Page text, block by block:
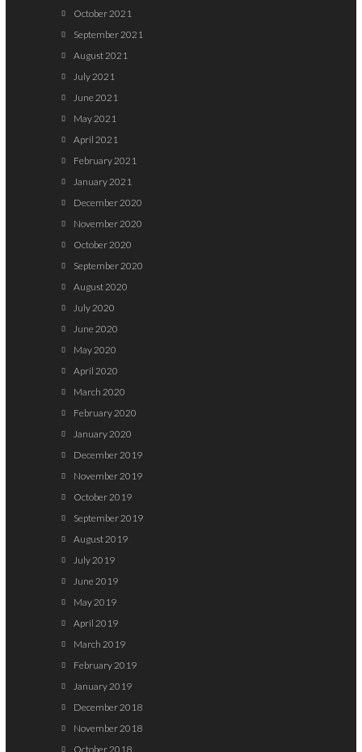
October 2021
September 2021
August 2021
July 2021
June 2021
May 2021
April 2021
February 2021
January 2021
December 2020
November 2020
October 2020
September 2020
August 2020
July 2020
June 2020
May 2020
April 2020
March 2020
February 2020
January 2020
December 2019
November 2019
October 2019
September 2019
August 2019
July 2019
June 2019
May 2019
April 2019
March 2019
February 2019
January 2019
December 2018
November 2018
October 2018